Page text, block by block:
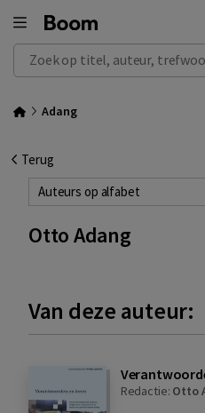
Zoek op titel, auteur, trefwoord of
Adang
Terug
Auteurs op alfabet
Otto Adang
Van deze auteur:
Redactie: Otto